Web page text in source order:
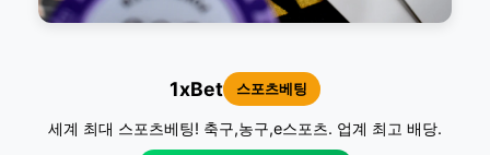
1xBet 스포츠베팅
세계 최대 스포츠베팅! 축구,농구,e스포츠. 업계 최고 배당.